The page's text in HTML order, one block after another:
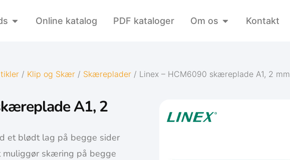
Online katalog PDF kataloger Om os Kontakt
/ Klip og Skær / Skæreplader / Linex – HCM6090 skæreplade A1, 2 mm
A1, 2
et blødt lag på begge sider
muliggør skæring på begge